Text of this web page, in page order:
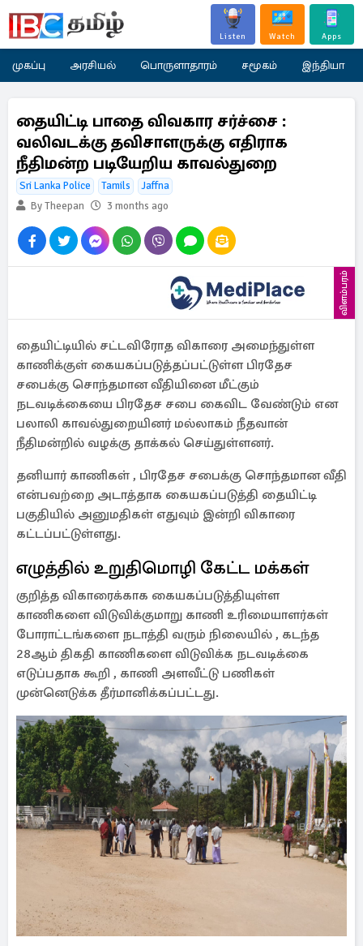
Listen Watch Apps
முகப்பு அரசியல் பொருளாதாரம் சமூகம் இந்தியா
தையிட்டி பாதை விவகார சர்ச்சை :
வலிவடக்கு தவிசாளருக்கு எதிராக
நீதிமன்ற படியேறிய காவல்துறை
Sri Lanka Police Tamils
Jaffna
By Theepan
3 months ago
விளம்பரம்
தையிட்டியில் சட்டவிரோத விகாரை அமைந்துள்ள
காணிக்குள் கையகப்படுத்தப்பட்டுள்ள பிரதேச
சபைக்கு சொந்தமான வீதியினை மீட்கும்
நடவடிக்கையை பிரதேச சபை கைவிட வேண்டும் என
பலாலி காவல்துறையினர் மல்லாகம் நீதவான்
நீதிமன்றில் வழக்கு தாக்கல் செய்துள்ளனர்.
தனியார் காணிகள் , பிரதேச சபைக்கு சொந்தமான வீதி
என்பவற்றை அடாத்தாக கையகப்படுத்தி தையிட்டி
பகுதியில் அனுமதிகள் எதுவும் இன்றி விகாரை
கட்டப்பட்டுள்ளது.
எழுத்தில் உறுதிமொழி கேட்ட மக்கள்
குறித்த விகாரைக்காக கையகப்படுத்தியுள்ள
காணிகளை விடுவிக்குமாறு காணி உரிமையாளர்கள்
போராட்டங்களை நடாத்தி வரும் நிலையில் , கடந்த
28ஆம் திகதி காணிகளை விடுவிக்க நடவடிக்கை
எடுப்பதாக கூறி , காணி அளவீட்டு பணிகள்
முன்னெடுக்க தீர்மானிக்கப்பட்டது.